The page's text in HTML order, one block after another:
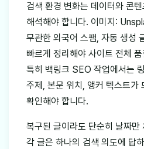
검색 환경 변화는 데이터와 콘
해석해야 합니다. 이미지:
무관한 외국어 스팸, 자동 생성
빠르게 정리해야 사이트 전체
특히 백링크 SEO 작업에서는
주제, 본문 위치, 앵커 텍스트가
확인해야 합니다.
복구된 글이라도 단순히 날짜만
각 글은 하나의 검색 의도에 답